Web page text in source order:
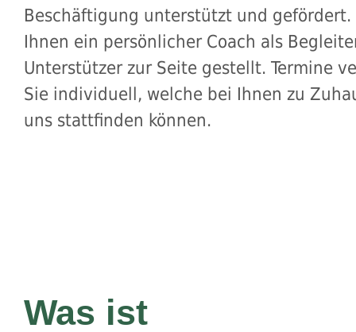
Beschäftigung unterstützt und gefördert.
Ihnen ein persönlicher Coach als
Unterstützer zur Seite gestellt. Termine
Sie individuell, welche bei Ihnen zu
uns stattfinden können.
Was ist